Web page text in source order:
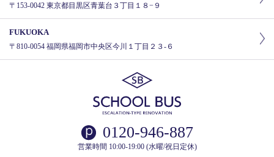
〒153-0042 東京都目黒区青葉台３丁目１８−９
FUKUOKA
〒810-0054 福岡県福岡市中央区今川１丁目２３-６
0120-946-887
営業時間 10:00-19:00 (水曜/祝日定休)